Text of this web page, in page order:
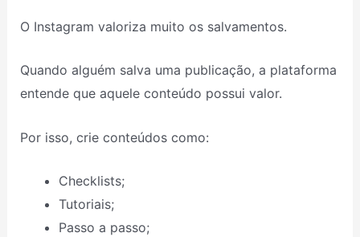
O Instagram valoriza muito os salvamentos.
Quando alguém salva uma publicação, a plataforma
entende que aquele conteúdo possui valor.
Por isso, crie conteúdos como:
Checklists;
Tutoriais;
Passo a passo;